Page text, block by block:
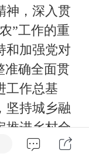
神，深入贯
”工作的重
和加强党对
准确全面贯
工作总基
坚持城乡融
推进乡村全
以改革开放